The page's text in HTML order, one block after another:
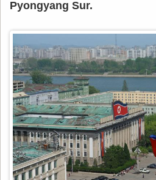
Pyongyang Sur.